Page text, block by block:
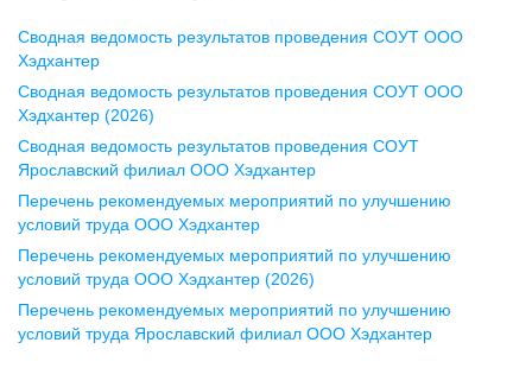
Воронеж
ул. Комиссаржевской, д. 10,
офис 1212
+7 473 280-05-05
pr@vrn.hh.ru
ул. Спартаковская, д. 2А, этаж 3,
помещение 15
+7 843 212-12-50
Сводная ведомость результатов проведения СОУТ ООО
Хэдхантер
Сводная ведомость результатов проведения СОУТ ООО
Хэдхантер (2026)
Сводная ведомость результатов проведения СОУТ
Ярославский филиал ООО Хэдхантер
Перечень рекомендуемых мероприятий по улучшению
условий труда ООО Хэдхантер
Перечень рекомендуемых мероприятий по улучшению
условий труда ООО Хэдхантер (2026)
Перечень рекомендуемых мероприятий по улучшению
условий труда Ярославский филиал ООО Хэдхантер